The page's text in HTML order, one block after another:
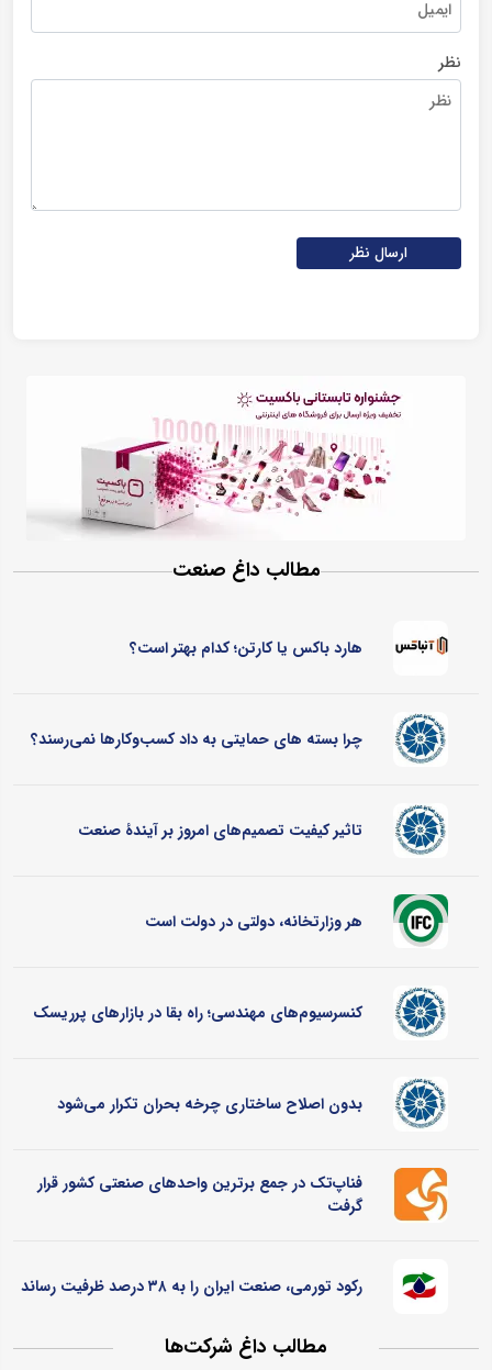
نظر
ارسال نظر
مطالب داغ صنعت
هارد باکس یا کارتن؛ کدام بهتر است؟
چرا بسته های حمایتی به داد کسب‌وکارها نمی‌رسند؟
تاثیر کیفیت تصمیم‌های امروز بر آیندۀ صنعت
هر وزارتخانه، دولتی در دولت است
کنسرسیوم‌های مهندسی؛ راه بقا در بازارهای پرریسک
بدون اصلاح ساختاری چرخه بحران تکرار می‌شود
فناپ‌تک در جمع برترین واحدهای صنعتی کشور قرار
گرفت
رکود تورمی، صنعت ایران را به ۳۸ درصد ظرفیت رساند
مطالب داغ شرکت‌ها